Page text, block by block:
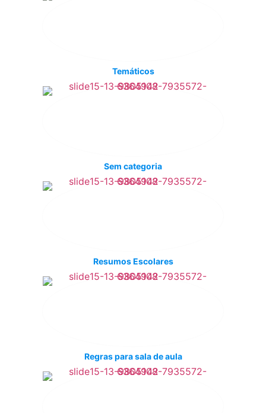
Temáticos
Sem categoria
Resumos Escolares
Regras para sala de aula